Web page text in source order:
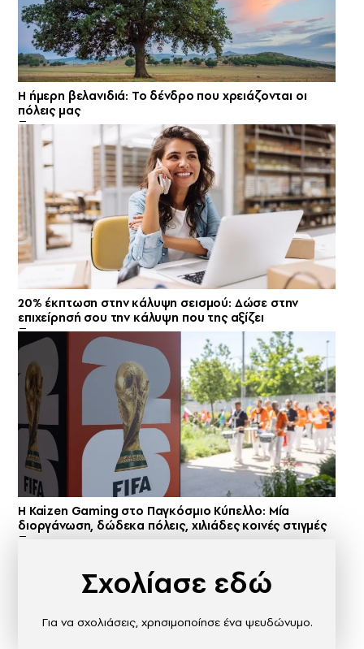
Η ήμερη βελανιδιά: Το δένδρο που χρειάζονται οι
πόλεις μας
20% έκπτωση στην κάλυψη σεισμού: Δώσε στην
επιχείρησή σου την κάλυψη που της αξίζει
H Kaizen Gaming στο Παγκόσμιο Kύπελλο: Μία
διοργάνωση, δώδεκα πόλεις, χιλιάδες κοινές στιγμές
Σχολίασε εδώ
Για να σχολιάσεις, χρησιμοποίησε ένα ψευδώνυμο.